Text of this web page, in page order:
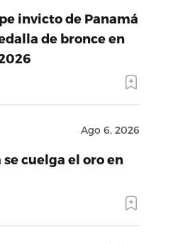
invicto de Panamá
de bronce en
Ago 6, 2026
se cuelga el oro en